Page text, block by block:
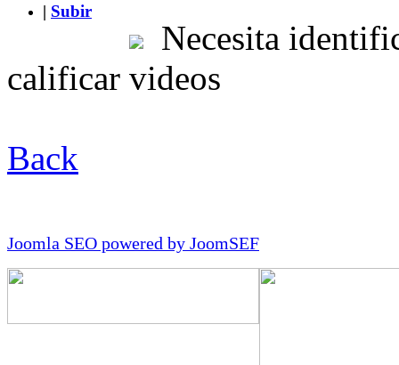
| Subir
Necesita
calificar videos
Back
Joomla SEO powered by JoomSEF